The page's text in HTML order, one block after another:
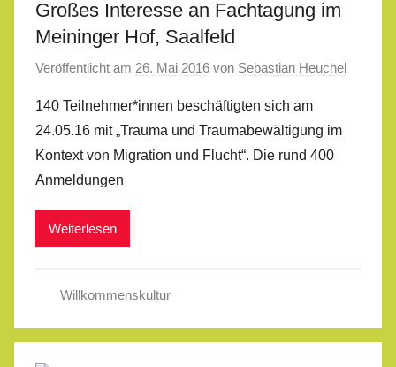
Großes Interesse an Fachtagung im
Meininger Hof, Saalfeld
Veröffentlicht am 26. Mai 2016 von Sebastian Heuchel
140 Teilnehmer*innen beschäftigten sich am
24.05.16 mit „Trauma und Traumabewältigung im
Kontext von Migration und Flucht“. Die rund 400
Anmeldungen
Weiterlesen
Willkommenskultur